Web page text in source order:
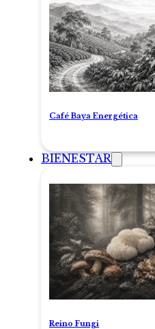
Café Baya Energética
BIENESTAR
Reino Fungi